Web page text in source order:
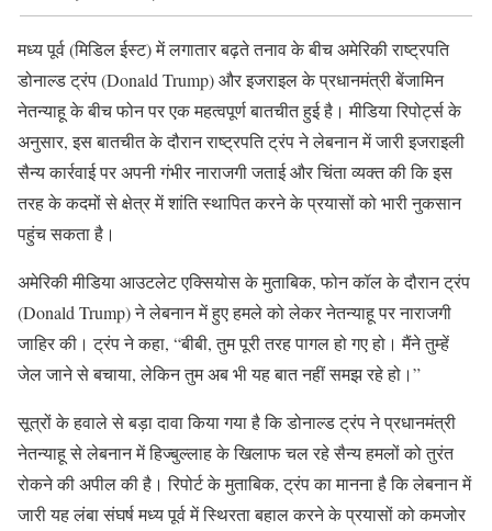
मध्य पूर्व (मिडिल ईस्ट) में लगातार बढ़ते तनाव के बीच अमेरिकी राष्ट्रपति
डोनाल्ड ट्रंप (Donald Trump) और इजराइल के प्रधानमंत्री बेंजामिन
नेतन्याहू के बीच फोन पर एक महत्वपूर्ण बातचीत हुई है। मीडिया रिपोर्ट्स के
अनुसार, इस बातचीत के दौरान राष्ट्रपति ट्रंप ने लेबनान में जारी इजराइली
सैन्य कार्रवाई पर अपनी गंभीर नाराजगी जताई और चिंता व्यक्त की कि इस
तरह के कदमों से क्षेत्र में शांति स्थापित करने के प्रयासों को भारी नुकसान
पहुंच सकता है।
अमेरिकी मीडिया आउटलेट एक्सियोस के मुताबिक, फोन कॉल के दौरान ट्रंप
(Donald Trump) ने लेबनान में हुए हमले को लेकर नेतन्याहू पर नाराजगी
जाहिर की। ट्रंप ने कहा, “बीबी, तुम पूरी तरह पागल हो गए हो। मैंने तुम्हें
जेल जाने से बचाया, लेकिन तुम अब भी यह बात नहीं समझ रहे हो।”
सूत्रों के हवाले से बड़ा दावा किया गया है कि डोनाल्ड ट्रंप ने प्रधानमंत्री
नेतन्याहू से लेबनान में हिज्बुल्लाह के खिलाफ चल रहे सैन्य हमलों को तुरंत
रोकने की अपील की है। रिपोर्ट के मुताबिक, ट्रंप का मानना है कि लेबनान में
जारी यह लंबा संघर्ष मध्य पूर्व में स्थिरता बहाल करने के प्रयासों को कमजोर